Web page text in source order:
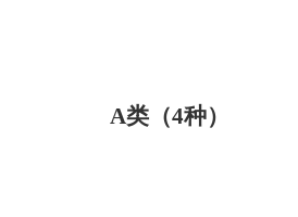
A类（4种）